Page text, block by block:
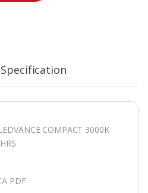
Specification
COMPACT 3000K
PDF